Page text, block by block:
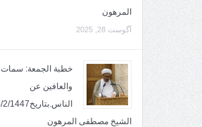
المرهون
آگوست 28, 2025
والعافين عن
الشيخ مصطفى المرهون